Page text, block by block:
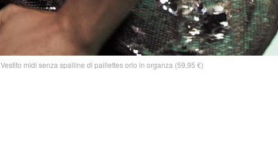
Vestito midi senza spalline di paillettes orlo in organza (59,95 €)